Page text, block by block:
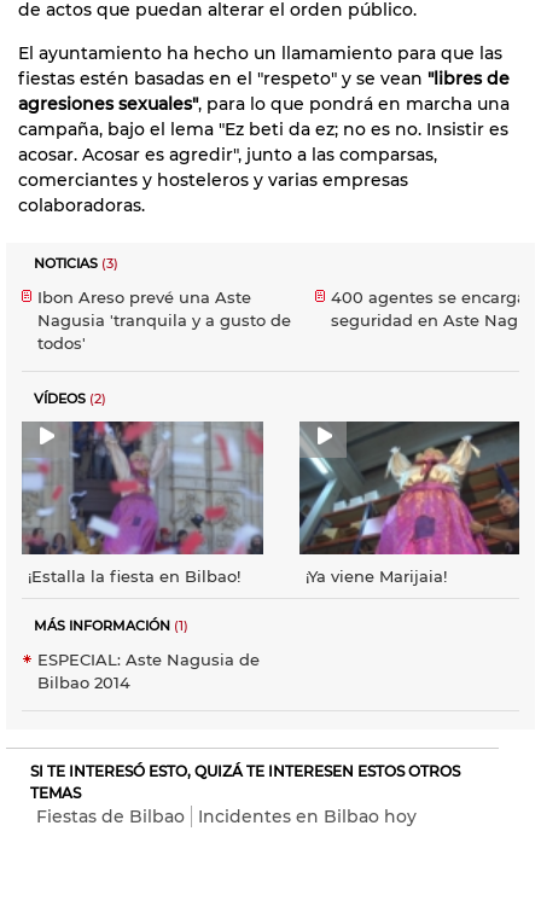
de actos que puedan alterar el orden público.
El ayuntamiento ha hecho un llamamiento para que las
fiestas estén basadas en el "respeto" y se vean "libres de
agresiones sexuales", para lo que pondrá en marcha una
campaña, bajo el lema "Ez beti da ez; no es no. Insistir es
acosar. Acosar es agredir", junto a las comparsas,
comerciantes y hosteleros y varias empresas
colaboradoras.
NOTICIAS (3)
Ibon Areso prevé una Aste
Nagusia 'tranquila y a gusto de
todos'
400 agentes se
seguridad en Aste
VÍDEOS (2)
¡Estalla la fiesta en Bilbao! ¡Ya viene Marijaia!
MÁS INFORMACIÓN (1)
ESPECIAL: Aste Nagusia de
Bilbao 2014
SI TE INTERESÓ ESTO, QUIZÁ TE INTERESEN ESTOS OTROS
TEMAS
Fiestas de Bilbao Incidentes en Bilbao hoy